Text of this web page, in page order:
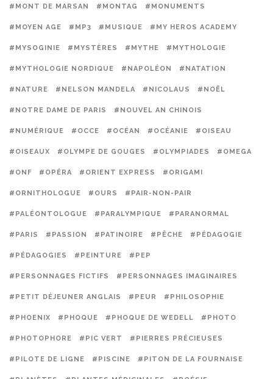
#MONT DE MARSAN #MONTAG #MONUMENTS
#MOYEN AGE #MP3 #MUSIQUE #MY HEROS ACADEMY
#MYSOGINIE #MYSTÈRES #MYTHE #MYTHOLOGIE
#MYTHOLOGIE NORDIQUE #NAPOLÉON #NATATION
#NATURE #NELSON MANDELA #NICOLAUS #NOËL
#NOTRE DAME DE PARIS #NOUVEL AN CHINOIS
#NUMÉRIQUE #OCCE #OCÉAN #OCÉANIE #OISEAU
#OISEAUX #OLYMPE DE GOUGES #OLYMPIADES #OMEGA
#ONF #OPÉRA #ORIENT EXPRESS #ORIGAMI
#ORNITHOLOGUE #OURS #PAIR-NON-PAIR
#PALÉONTOLOGUE #PARALYMPIQUE #PARANORMAL
#PARIS #PASSION #PATINOIRE #PÊCHE #PÉDAGOGIE
#PÉDAGOGIES #PEINTURE #PEP
#PERSONNAGES FICTIFS #PERSONNAGES IMAGINAIRES
#PETIT DÉJEUNER ANGLAIS #PEUR #PHILOSOPHIE
#PHOENIX #PHOQUE #PHOQUE DE WEDELL #PHOTO
#PHOTOPHORE #PIC VERT #PIERRES PRÉCIEUSES
#PILOTE DE LIGNE #PISCINE #PITON DE LA FOURNAISE